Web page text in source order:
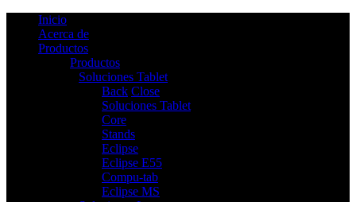
Inicio
Acerca de
Productos
Productos
Soluciones Tablet
Back Close
Soluciones Tablet
Core
Stands
Eclipse
Eclipse E55
Compu-tab
Eclipse MS